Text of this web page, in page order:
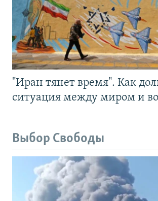
"Иран тянет время". Как
ситуация между миром и
Выбор Свободы